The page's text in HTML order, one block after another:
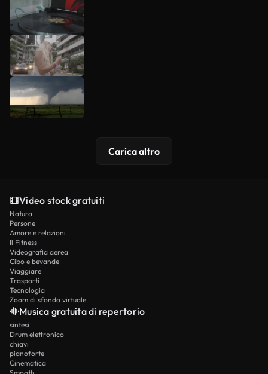
Carica altro
Video stock gratuiti
Natura
Persone
Amore e relazioni
Il Fitness
Videografia aerea
Cibo e bevande
Viaggiare
Trasporti
Tecnologia
Zoom di sfondo virtuale
Musica gratuita di repertorio
sintesi
Drum elettronico
chiavi
pianoforte
Cinematica